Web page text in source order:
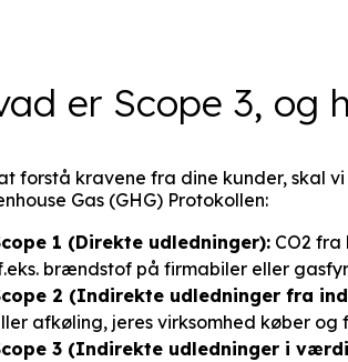
er Scope 3, og
forstå kravene fra dine kunder, skal
Gas (GHG) Protokollen:
1 (Direkte udledninger): CO2
brændstof på firmabiler eller
2 (Indirekte udledninger fra
afkøling, jeres virksomhed køber og
3 (Indirekte udledninger i